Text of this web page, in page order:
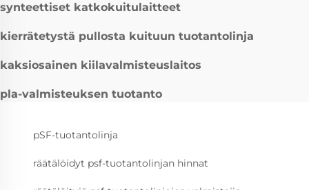
synteettiset katkokuitulaitteet
kierrätetystä pullosta kuituun tuotantolinja
kaksiosainen kiilavalmisteuslaitos
pla-valmisteuksen tuotanto
pSF-tuotantolinja
räätälöidyt psf-tuotantolinjan hinnat